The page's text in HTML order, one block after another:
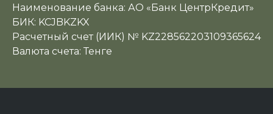
Наименование банка: АО «Банк ЦентрКредит»
БИК: KCJBKZKX
Расчетный счет (ИИК) № KZ228562203109365624
Валюта счета: Тенге